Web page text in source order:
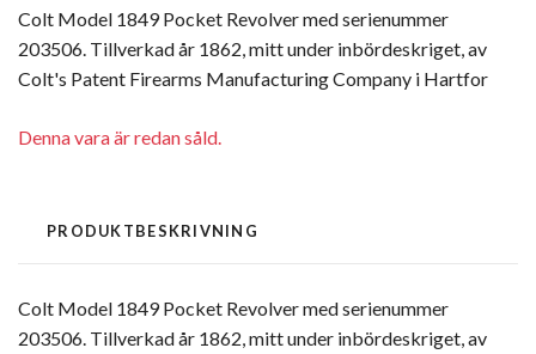
Colt Model 1849 Pocket Revolver med serienummer
203506. Tillverkad år 1862, mitt under inbördeskriget, av
Colt's Patent Firearms Manufacturing Company i Hartfor
Denna vara är redan såld.
PRODUKTBESKRIVNING
Colt Model 1849 Pocket Revolver med serienummer
203506. Tillverkad år 1862, mitt under inbördeskriget, av